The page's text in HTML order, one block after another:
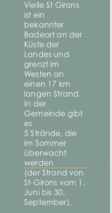
Vielle St Girons
ist ein
bekannter
Badeort an der
Küste der
Landes und
grenzt im
Westen an
einen 17 km
langen Strand.
In der
Gemeinde gibt
es
5 Strände, die
im Sommer
überwacht
werden
(der Strand von
St-Girons vom 1.
Juni bis 30.
September).